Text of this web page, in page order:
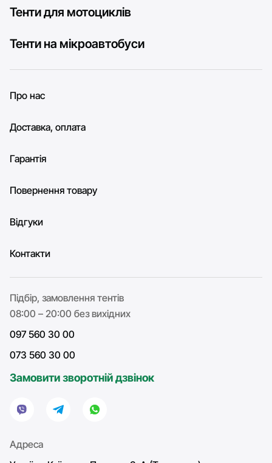
Тенти для мотоциклів
Тенти на мікроавтобуси
Про нас
Доставка, оплата
Гарантія
Повернення товару
Відгуки
Контакти
Підбір, замовлення тентів
08:00 – 20:00 без вихідних
097 560 30 00
073 560 30 00
Замовити зворотній дзвінок
Адреса